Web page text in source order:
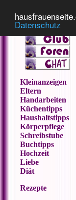
Datenschutz
Kleinanzeigen
Eltern
Handarbeiten
Küchentipps
Haushaltstipps
Körperpflege
Schreibstube
Buchtipps
Hochzeit
Liebe
Diät
Rezepte